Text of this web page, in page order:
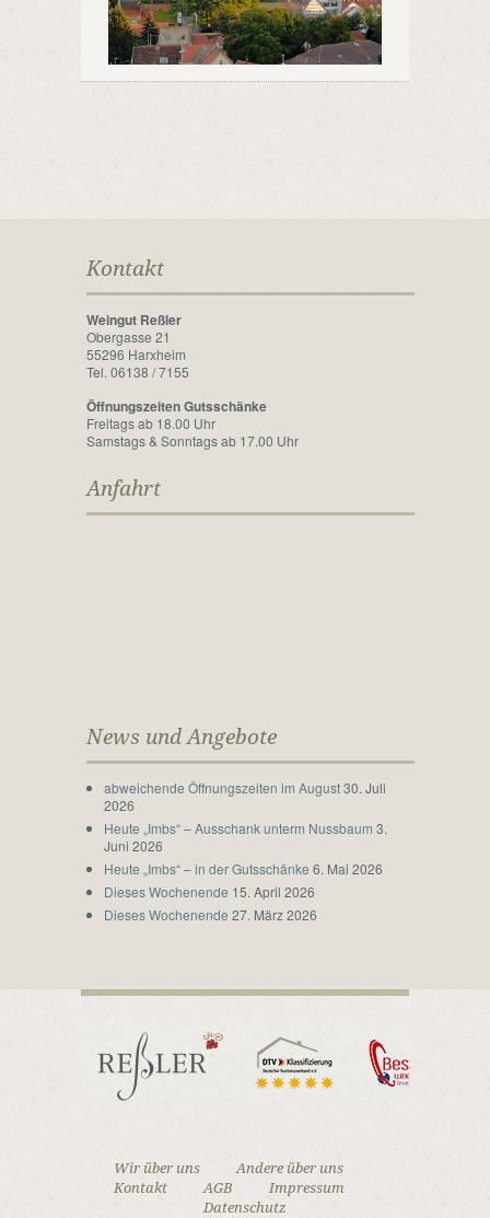
Kontakt
Weingut Reßler
Obergasse 21
55296 Harxheim
Tel. 06138 / 7155
Öffnungszeiten Gutsschänke
Freitags ab 18.00 Uhr
Samstags & Sonntags ab 17.00 Uhr
Anfahrt
News und Angebote
abweichende Öffnungszeiten im August 30. Juli
2026
Heute „Imbs“ – Ausschank unterm Nussbaum 3.
Juni 2026
Heute „Imbs“ – in der Gutsschänke 6. Mai 2026
Dieses Wochenende 15. April 2026
Dieses Wochenende 27. März 2026
Wir über uns
Andere über uns
Kontakt
AGB
Impressum
Datenschutz